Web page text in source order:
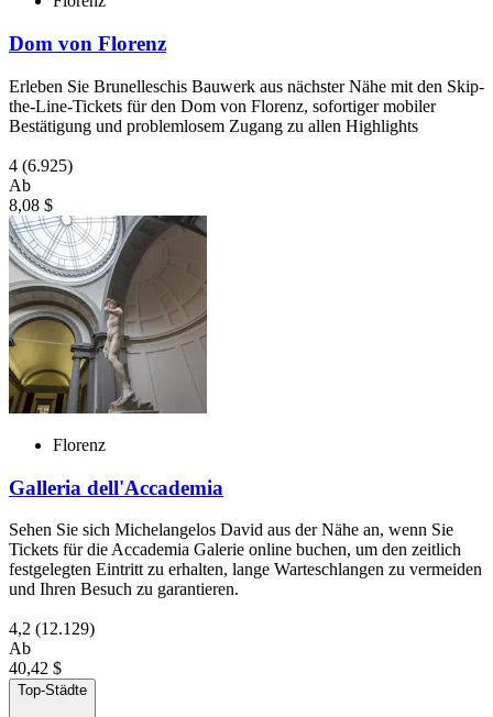
Dom von Florenz
Erleben Sie Brunelleschis Bauwerk aus nächster Nähe mit den Skip-
the-Line-Tickets für den Dom von Florenz, sofortiger mobiler
Bestätigung und problemlosem Zugang zu allen Highlights
4 (6.925)
Ab
8,08 $
Florenz
Galleria dell'Accademia
Sehen Sie sich Michelangelos David aus der Nähe an, wenn Sie
Tickets für die Accademia Galerie online buchen, um den zeitlich
festgelegten Eintritt zu erhalten, lange Warteschlangen zu vermeiden
und Ihren Besuch zu garantieren.
4,2 (12.129)
Ab
40,42 $
Top-Städte